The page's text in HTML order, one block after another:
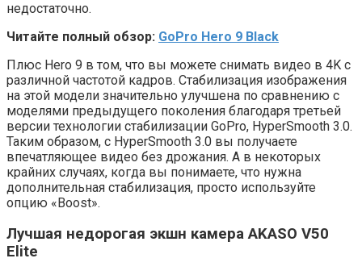
недостаточно.
Читайте полный обзор: GoPro Hero 9 Black
Плюс Hero 9 в том, что вы можете снимать видео в 4K с
различной частотой кадров. Стабилизация изображения
на этой модели значительно улучшена по сравнению с
моделями предыдущего поколения благодаря третьей
версии технологии стабилизации GoPro, HyperSmooth 3.0.
Таким образом, с HyperSmooth 3.0 вы получаете
впечатляющее видео без дрожания. А в некоторых
крайних случаях, когда вы понимаете, что нужна
дополнительная стабилизация, просто используйте
опцию «Boost».
Лучшая недорогая экшн камера AKASO V50
Elite